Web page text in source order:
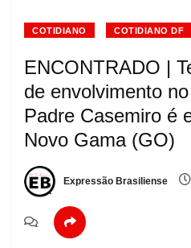
COTIDIANO COTIDIANO DF
ENCONTRADO |
de envolvimento
Padre Casemiro é
Novo Gama (GO)
Expressão Brasiliense